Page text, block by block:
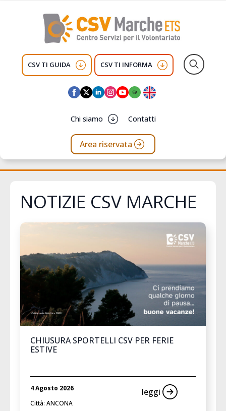
CSV TI GUIDA CSV TI INFORMA
Chi siamo Contatti
Area riservata
NOTIZIE CSV MARCHE
CHIUSURA SPORTELLI CSV PER FERIE
ESTIVE
4 Agosto 2026
Città: ANCONA
leggi